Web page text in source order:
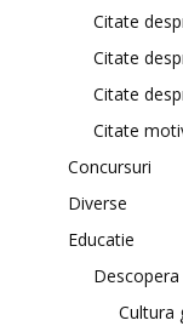
Citate
Citate
Citate
Citate
Concursuri
Diverse
Educatie
Descopera
Cultura